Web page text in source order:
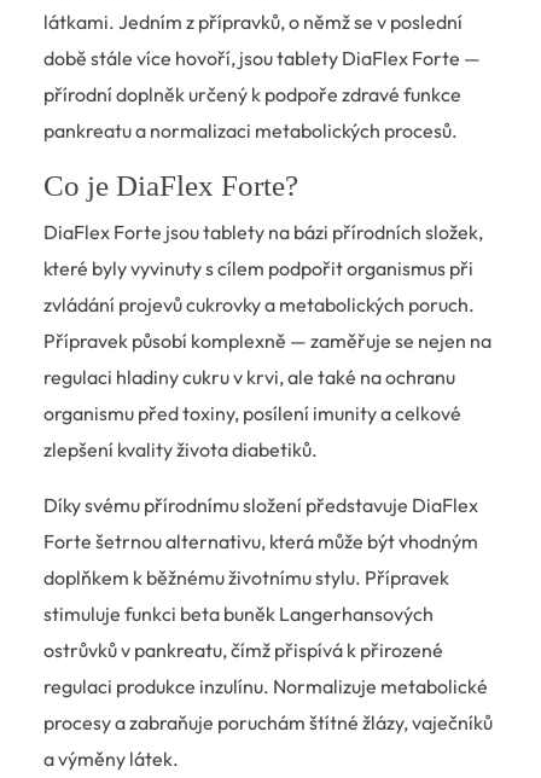
látkami. Jedním z přípravků, o němž se v poslední
době stále více hovoří, jsou tablety DiaFlex Forte —
přírodní doplněk určený k podpoře zdravé funkce
pankreatu a normalizaci metabolických procesů.
Co je DiaFlex Forte?
DiaFlex Forte jsou tablety na bázi přírodních složek,
které byly vyvinuty s cílem podpořit organismus při
zvládání projevů cukrovky a metabolických poruch.
Přípravek působí komplexně — zaměřuje se nejen na
regulaci hladiny cukru v krvi, ale také na ochranu
organismu před toxiny, posílení imunity a celkové
zlepšení kvality života diabetiků.
Díky svému přírodnímu složení představuje DiaFlex
Forte šetrnou alternativu, která může být vhodným
doplňkem k běžnému životnímu stylu. Přípravek
stimuluje funkci beta buněk Langerhansových
ostrůvků v pankreatu, čímž přispívá k přirozené
regulaci produkce inzulínu. Normalizuje metabolické
procesy a zabraňuje poruchám štítné žlázy, vaječníků
a výměny látek.